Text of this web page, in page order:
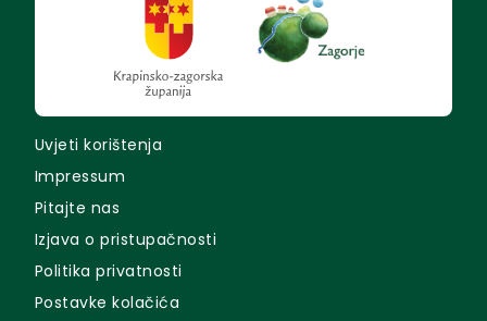
Uvjeti korištenja
Impressum
Pitajte nas
Izjava o pristupačnosti
Politika privatnosti
Postavke kolačića